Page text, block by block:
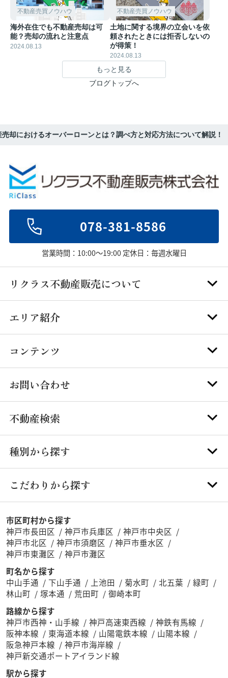
不動産売買ノウハウ
海外在住でも不動産売却は可
能？売却の流れと注意点
2024.08.13
不動産売買ノウハウ
土地に関する境界の立会いを依
頼されたときには拒否しないの
が得策！
2024.08.13
もっと見る
ブログトップへ
売却におけるオーバーローンとは？調べ方と対応方法について解説！
078-381-8586
営業時間：10:00～19:00 定休日：毎週水曜日
リクラス不動産販売について
エリア紹介
コンテンツ
お問い合わせ
不動産検索
種別から探す
こだわりから探す
市区町村から探す
神戸市長田区
神戸市兵庫区
神戸市中央区
神戸市北区
神戸市須磨区
神戸市垂水区
神戸市東灘区
神戸市灘区
町名から探す
中山手通
下山手通 上池田 菊水町 北五葉
緑町
林山町
塚本通 荒田町
御崎本町
路線から探す
神戸市西神・山手線
神戸高速東西線
神鉄有馬線
阪神本線
東海道本線 山陽電鉄本線
山陽本線
阪急神戸本線
神戸市海岸線
神戸新交通ポートアイランド線
駅から探す